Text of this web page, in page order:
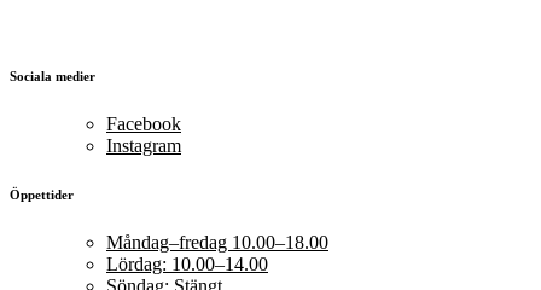
Sociala medier
Facebook
Instagram
Öppettider
Måndag–fredag 10.00–18.00
Lördag: 10.00–14.00
Söndag: Stängt